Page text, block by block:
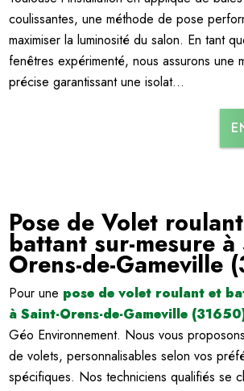
coulissantes, une méthode de pose
maximiser la luminosité du salon. En tant
fenêtres expérimenté, nous assurons une
précise garantissant une isolat...
Pose de Volet
battant sur-mesure à
Orens-de-Gameville
Pour une pose de volet roulant et
à Saint-Orens-de-Gameville
Géo Environnement. Nous vous
de volets, personnalisables selon vos
spécifiques. Nos techniciens qualifiés se